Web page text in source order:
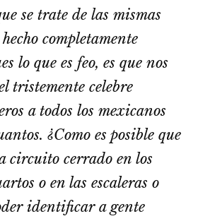
se trate de las mismas
completamente
lo que es feo, es que nos
tristemente celebre
a todos los mexicanos
¿Como es posible que
circuito cerrado en los
o en las escaleras o
identificar a gente